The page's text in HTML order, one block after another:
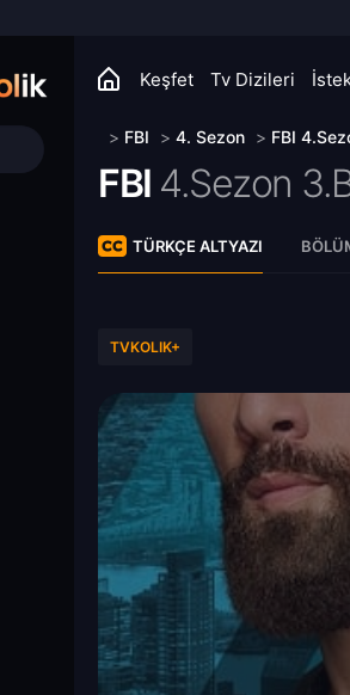
Keşfet Tv Dizileri
> FBI > 4. Sezon > FBI
FBI 4.Sezon
TÜRKÇE ALTYAZI
TVKOLIK+